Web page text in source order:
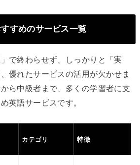
すめのサービス一覧
で終わらせず、しっかりと「実
優れたサービスの活用が欠かせま
ら中級者まで、多くの学習者に支
英語サービスです。
カテゴリ 特徴